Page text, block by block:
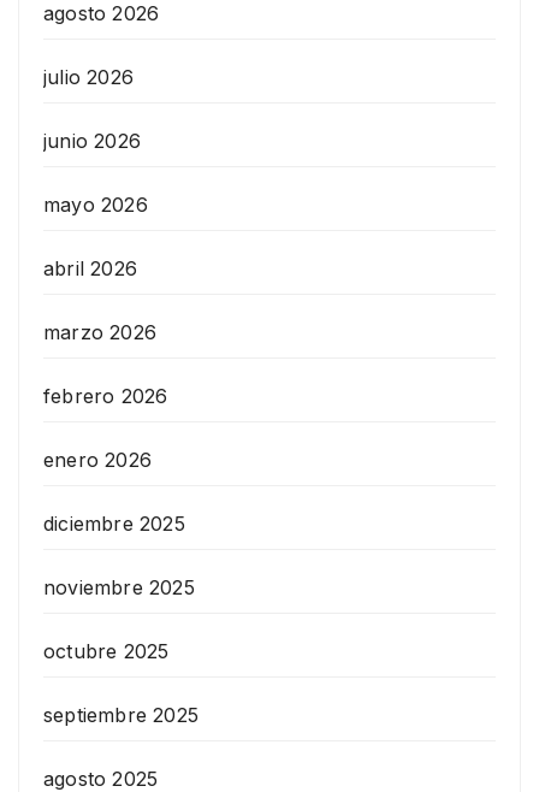
agosto 2026
julio 2026
junio 2026
mayo 2026
abril 2026
marzo 2026
febrero 2026
enero 2026
diciembre 2025
noviembre 2025
octubre 2025
septiembre 2025
agosto 2025